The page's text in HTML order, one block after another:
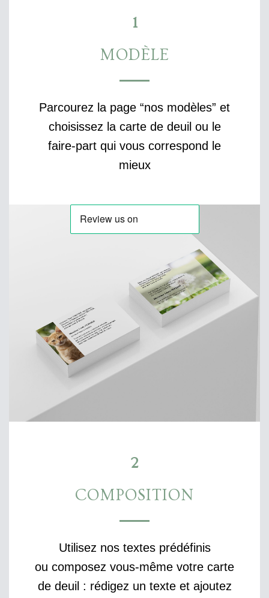
1
MODÈLE
Parcourez la page “nos modèles” et
choisissez la carte de deuil ou le
faire-part qui vous correspond le
mieux
2
COMPOSITION
Utilisez nos textes prédéfinis
ou composez vous-même votre carte
de deuil : rédigez un texte et ajoutez